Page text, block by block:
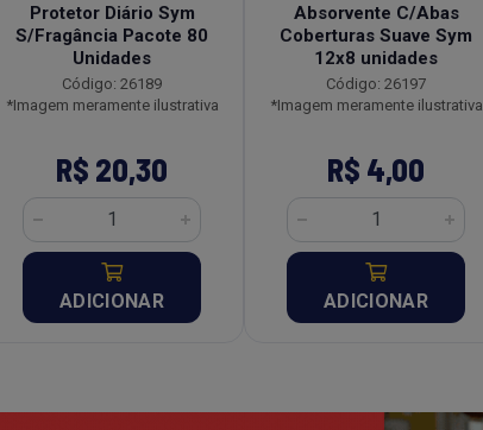
Protetor Diário Sym
S/Fragância Pacote 80
Unidades
Código: 26189
*Imagem meramente ilustrativa
R$ 20,30
ADICIONAR
Absorvente C/Abas
Coberturas Suave Sym
12x8 unidades
Código: 26197
*Imagem meramente ilustrativa
R$ 4,00
ADICIONAR